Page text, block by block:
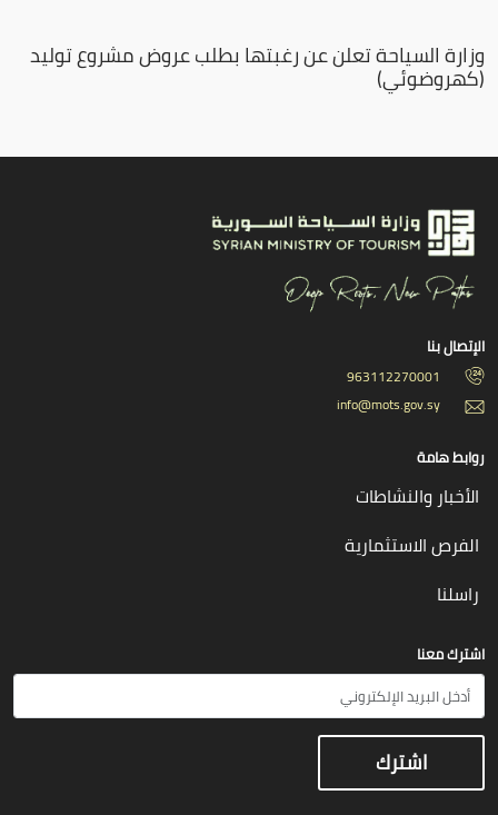
وزارة السياحة تعلن عن رغبتها بطلب عروض مشروع توليد
(كهروضوئي)
الإتصال بنا
963112270001
info@mots.gov.sy
روابط هامة
الأخبار والنشاطات
الفرص الاستثمارية
راسلنا
اشترك معنا